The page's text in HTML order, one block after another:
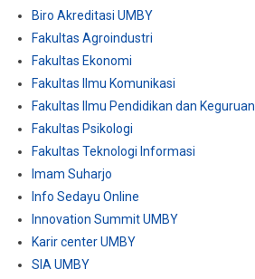
Biro Akreditasi UMBY
Fakultas Agroindustri
Fakultas Ekonomi
Fakultas Ilmu Komunikasi
Fakultas Ilmu Pendidikan dan Keguruan
Fakultas Psikologi
Fakultas Teknologi Informasi
Imam Suharjo
Info Sedayu Online
Innovation Summit UMBY
Karir center UMBY
SIA UMBY